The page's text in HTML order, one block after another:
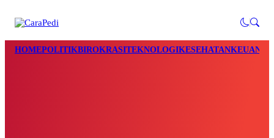
HOMEPOLITIKBIROKRASITEKNOLOGIKESEHATAN